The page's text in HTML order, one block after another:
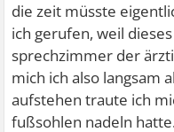
die zeit müsste
ich gerufen, weil
sprechzimmer der
mich ich also langsam
aufstehen traute ich
fußsohlen nadeln